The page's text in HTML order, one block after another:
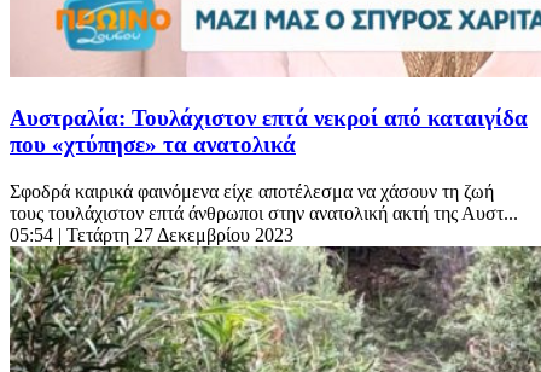
Αυστραλία: Τουλάχιστον επτά νεκροί από καταιγίδα
που «χτύπησε» τα ανατολικά
Σφοδρά καιρικά φαινόμενα είχε αποτέλεσμα να χάσουν τη ζωή
τους τουλάχιστον επτά άνθρωποι στην ανατολική ακτή της Αυστ...
05:54 | Τετάρτη 27 Δεκεμβρίου 2023